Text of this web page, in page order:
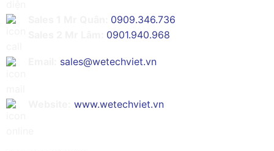
0909.346.736
0901.940.968
sales@wetechviet.vn
www.wetechviet.vn